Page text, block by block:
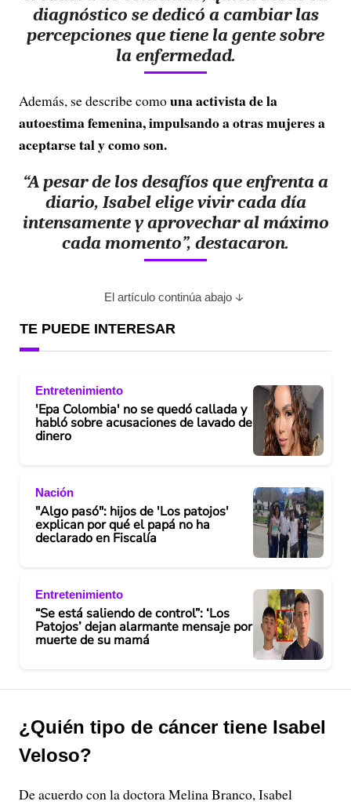
diagnóstico se dedicó a cambiar las
percepciones que tiene la gente sobre
la enfermedad.
Además, se describe comouna activista de la
autoestima femenina, impulsando a otras mujeres a
aceptarse tal y como son.
“A pesar de los desafíos que enfrenta a
diario, Isabel elige vivir cada día
intensamente y aprovechar al máximo
cada momento”, destacaron.
El artículo continúa abajo
TE PUEDE INTERESAR
Entretenimiento
'Epa Colombia' no se quedó callada y
habló sobre acusaciones de lavado de
dinero
Nación
"Algo pasó": hijos de 'Los patojos'
explican por qué el papá no ha
declarado en Fiscalía
Entretenimiento
“Se está saliendo de control”: ‘Los
Patojos’ dejan alarmante mensaje por
muerte de su mamá
¿Quién tipo de cáncer tiene Isabel
Veloso?
De acuerdo con la doctora Melina Branco, Isabel